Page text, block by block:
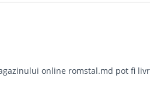
online romstal.md pot fi